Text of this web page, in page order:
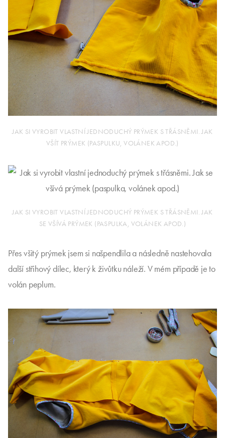
JAK SI VYROBIT VLASTNÍ JEDNODUCHÝ PRÝMEK S TŘÁSNĚMI. JAK
VŠÍT PRÝMEK (PASPULKU, VOLÁNEK APOD.)
JAK SI VYROBIT VLASTNÍ JEDNODUCHÝ PRÝMEK S TŘÁSNĚMI. JAK
SE VŠÍVÁ PRÝMEK (PASPULKA, VOLÁNEK APOD.)
Přes všitý prýmek jsem si našpendlila a následně nastehovala
další střihový dílec, který k živůtku náleží. V mém případě je to
volán peplum.